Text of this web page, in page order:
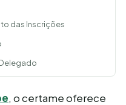
das Inscrições
, o certame oferece